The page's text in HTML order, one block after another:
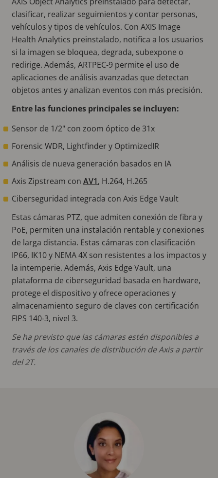
clasificar, realizar seguimientos y contar personas,
vehículos y tipos de vehículos. Con AXIS Image
Health Analytics preinstalado, notifica a los usuarios
si la imagen se bloquea, degrada, subexpone o
redirige. Además, ARTPEC-9 permite el uso de
aplicaciones de análisis avanzadas que detectan
objetos antes y analizan eventos con más precisión.
Entre las funciones principales se incluyen:
Sensor de 1/2" con zoom óptico de 31x
Forensic WDR, Lightfinder y OptimizedIR
Análisis de nueva generación basados en IA
Axis Zipstream con AV1, H.264, H.265
Ciberseguridad integrada con Axis Edge Vault
Estas cámaras PTZ, que admiten conexión de fibra y
PoE, permiten una instalación rentable y conexiones
de larga distancia. Estas cámaras con clasificación
IP66, IK10 y NEMA 4X son resistentes a los impactos y
la intemperie. Además, Axis Edge Vault, una
plataforma de ciberseguridad basada en hardware,
protege el dispositivo y ofrece operaciones y
almacenamiento seguro de claves con certificación
FIPS 140-3, nivel 3.
Se ha previsto que las cámaras estén disponibles a
través de los canales de distribución de Axis a partir
del 2T.